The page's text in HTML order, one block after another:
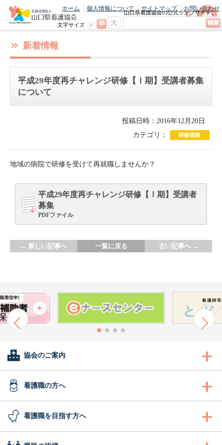
山口県看護協会の公式ウェブサイト。
最新のニュースやお知らせをいち早くお
ホーム 個人情報について サイトマップ お問い合わせ
文字サイズ
新着情報
平成29年度再チャレンジ研修【Ⅰ期】受講者募集
について
投稿日時：2016年12月20日
カテゴリ：
地域の病院で研修を受けて再就職しませんか？
平成29年度再チャレンジ研修【Ⅰ期】受講者
募集
PDFファイル
← 新しい記事へ 一覧に戻る 古い記事へ →
協会のご案内
会長あいさつ
協会概要
沿革
委員会活動
看護職の方へ
看護職の方へ
看護職を目指す方へ